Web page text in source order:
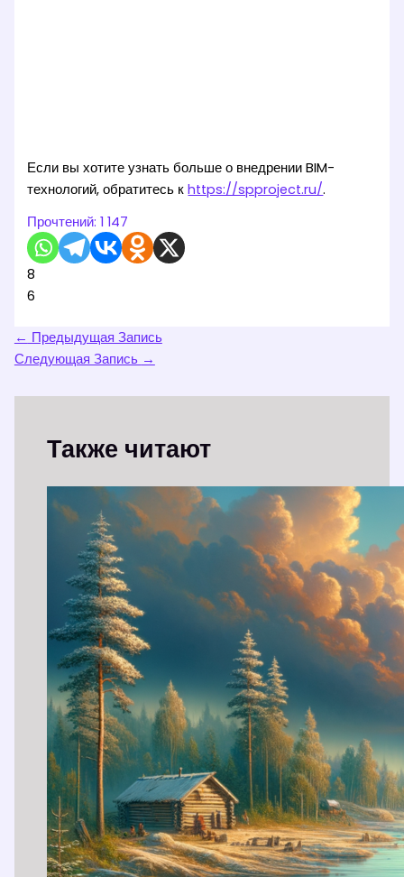
Если вы хотите узнать больше о внедрении BIM-
технологий, обратитесь кhttps://spproject.ru/.
Прочтений: 1 147
8
6
← Предыдущая Запись
Следующая Запись →
Также читают